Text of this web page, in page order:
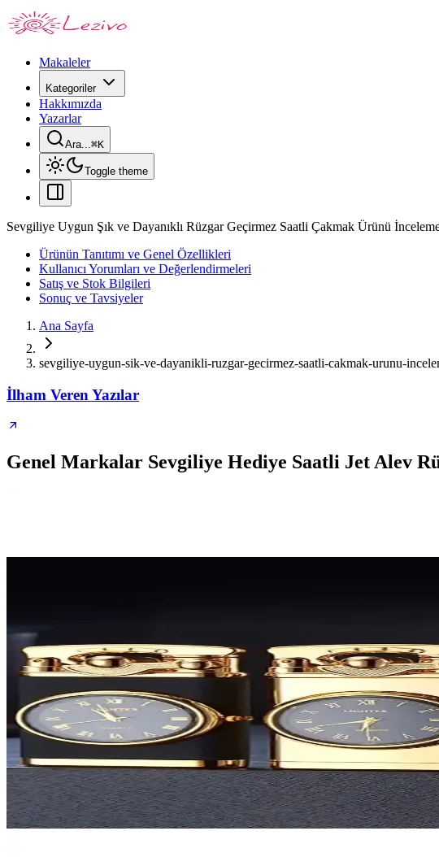
Makaleler
Kategoriler
Hakkımızda
Yazarlar
Ara...⌘K
Toggle theme
Sevgiliye Uygun Şık ve Dayanıklı Rüzgar Geçirmez Saatli Çakmak Ürünü
Ürünün Tanıtımı ve Genel Özellikleri
Kullanıcı Yorumları ve Değerlendirmeleri
Satış ve Stok Bilgileri
Sonuç ve Tavsiyeler
Ana Sayfa
sevgiliye-uygun-sik-ve-dayanikli-ruzgar-gecirmez-saatli-cakmak-urunu-
İlham Veren Yazılar
Genel Markalar Sevgiliye Hediye Saatli Jet Alev